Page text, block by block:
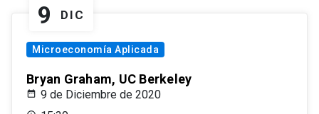
9 DIC
Microeconomía Aplicada
Bryan Graham, UC Berkeley
9 de Diciembre de 2020